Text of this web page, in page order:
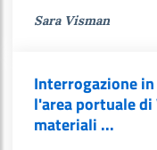
Sara Visman
Interrogazione
l'area portuale
materiali ...